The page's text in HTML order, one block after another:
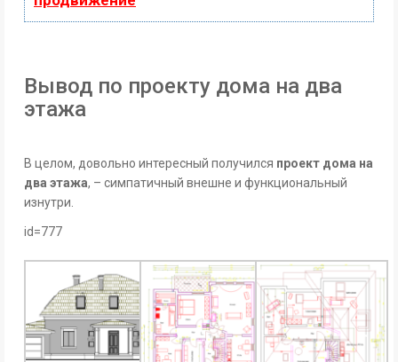
Вывод по проекту дома на два
этажа
В целом, довольно интересный получился проект дома на
два этажа, – симпатичный внешне и функциональный
изнутри.
id=777